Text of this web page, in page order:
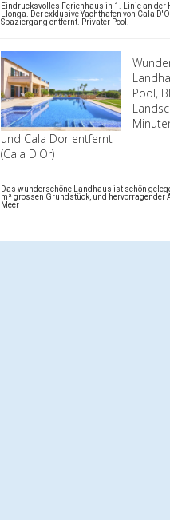
Eindrucksvolles Ferienhaus in 1. Linie an der
Llonga. Der exklusive Yachthafen von Cala
Spaziergang entfernt. Privater Pool.
Pool,
und Cala Dor entfernt
(Cala D'Or)
Das wunderschöne Landhaus ist schön
m² grossen Grundstück, und hervorragender
Meer